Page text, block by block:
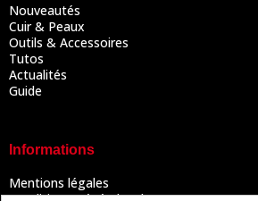
Nouveautés
Cuir & Peaux
Outils & Accessoires
Tutos
Actualités
Guide
Informations
Mentions légales